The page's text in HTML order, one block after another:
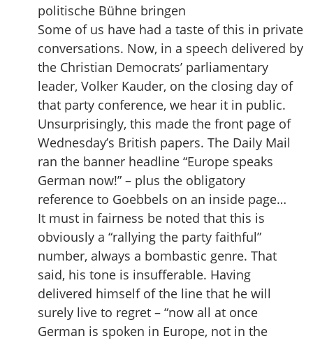
politische Bühne bringen
Some of us have had a taste of this in private
conversations. Now, in a speech delivered by
the Christian Democrats’ parliamentary
leader, Volker Kauder, on the closing day of
that party conference, we hear it in public.
Unsurprisingly, this made the front page of
Wednesday’s British papers. The Daily Mail
ran the banner headline “Europe speaks
German now!” – plus the obligatory
reference to Goebbels on an inside page…
It must in fairness be noted that this is
obviously a “rallying the party faithful”
number, always a bombastic genre. That
said, his tone is insufferable. Having
delivered himself of the line that he will
surely live to regret – “now all at once
German is spoken in Europe, not in the